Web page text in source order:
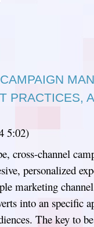
PRACTICES,
5:02)
cross-channel
personalized
marketing
into an specific
The key to